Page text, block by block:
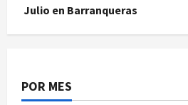
Julio en Barranqueras
POR MES